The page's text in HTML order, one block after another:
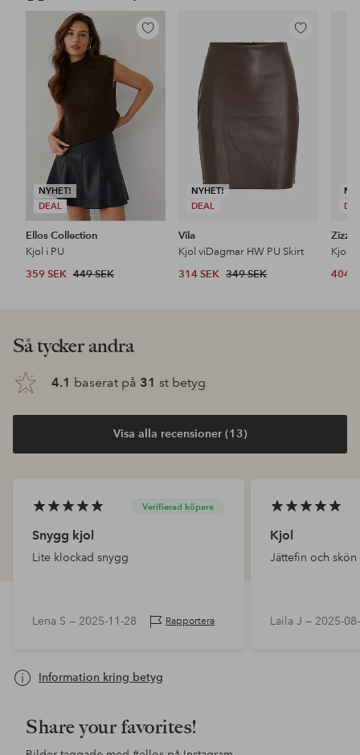
NYHET!
DEAL
Lägg
favoriter
Ellos Collection
Kjol i PU
359 SEK 449 SEK
NYHET!
DEAL
Lägg
till
i
favoriter
Vila
Kjol viDagmar HW PU Skirt
314 SEK 349 SEK
Zizzi
Kjol
404
Så tycker andra
4.1 baserat på 31 st betyg
Visa alla recensioner (13)
Verifierad köpare
Snygg kjol
Lite klockad snygg
Lena S — 2025-11-28 Rapportera
Kjol
Jättefin och
Laila J — 2025-
Information kring betyg
Share your favorites!